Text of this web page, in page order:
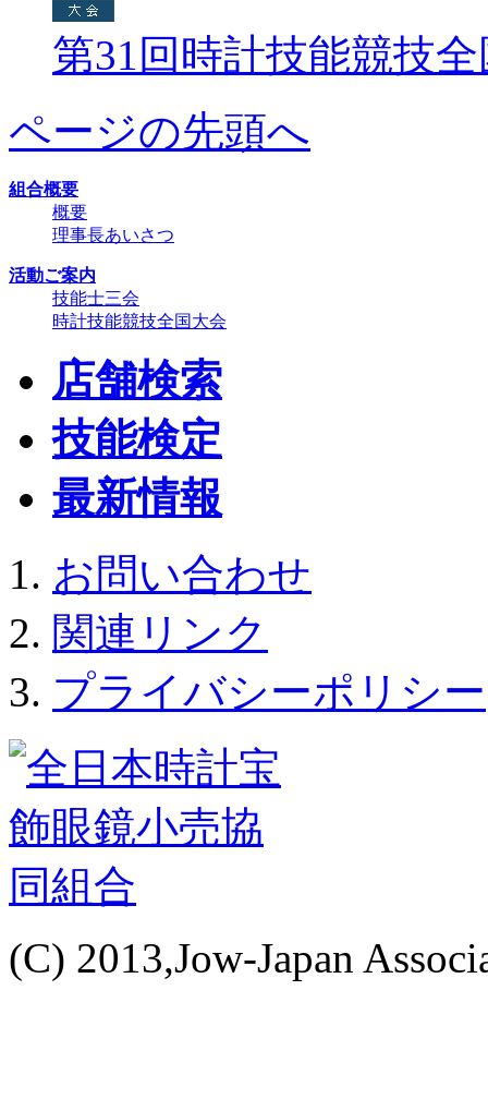
第31回時計技能競技
ページの先頭へ
組合概要
概要
理事長あいさつ
活動ご案内
技能士三会
時計技能競技全国大会
店舗検索
技能検定
最新情報
お問い合わせ
関連リンク
プライバシーポリシー
(C) 2013,Jow-Japan